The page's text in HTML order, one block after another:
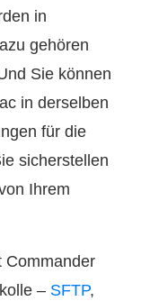
in
gehören
Sie können
in derselben
für die
sicherstellen
Ihrem
Commander
– SFTP,